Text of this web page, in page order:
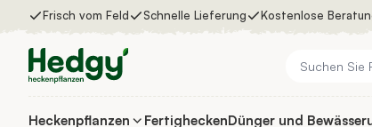
Zum Inhalt springen
Frisch vom Feld Schnelle Lieferung Kostenlose
Heckenpflanzen FertigheckenDünger und